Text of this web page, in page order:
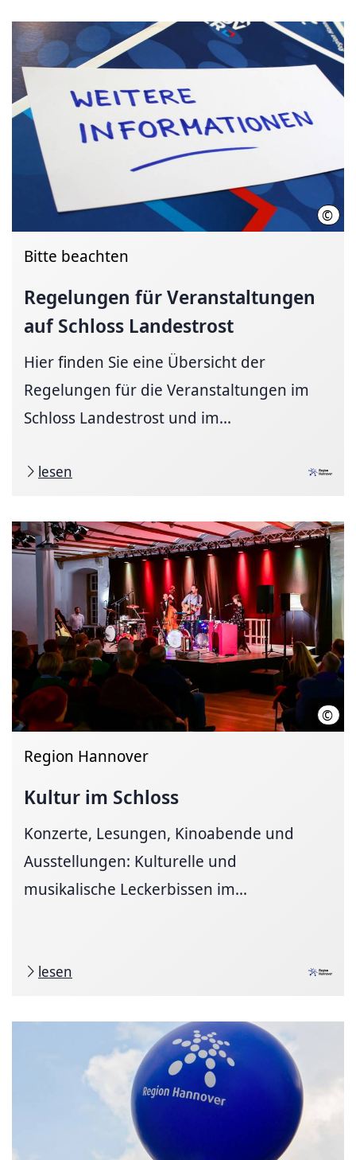
©
Bitte beachten
Regelungen für Veranstaltungen
auf Schloss Landestrost
Hier finden Sie eine Übersicht der
Regelungen für die Veranstaltungen im
Schloss Landestrost und im...
lesen
©
Region Hannover
Kultur im Schloss
Konzerte, Lesungen, Kinoabende und
Ausstellungen: Kulturelle und
musikalische Leckerbissen im...
lesen